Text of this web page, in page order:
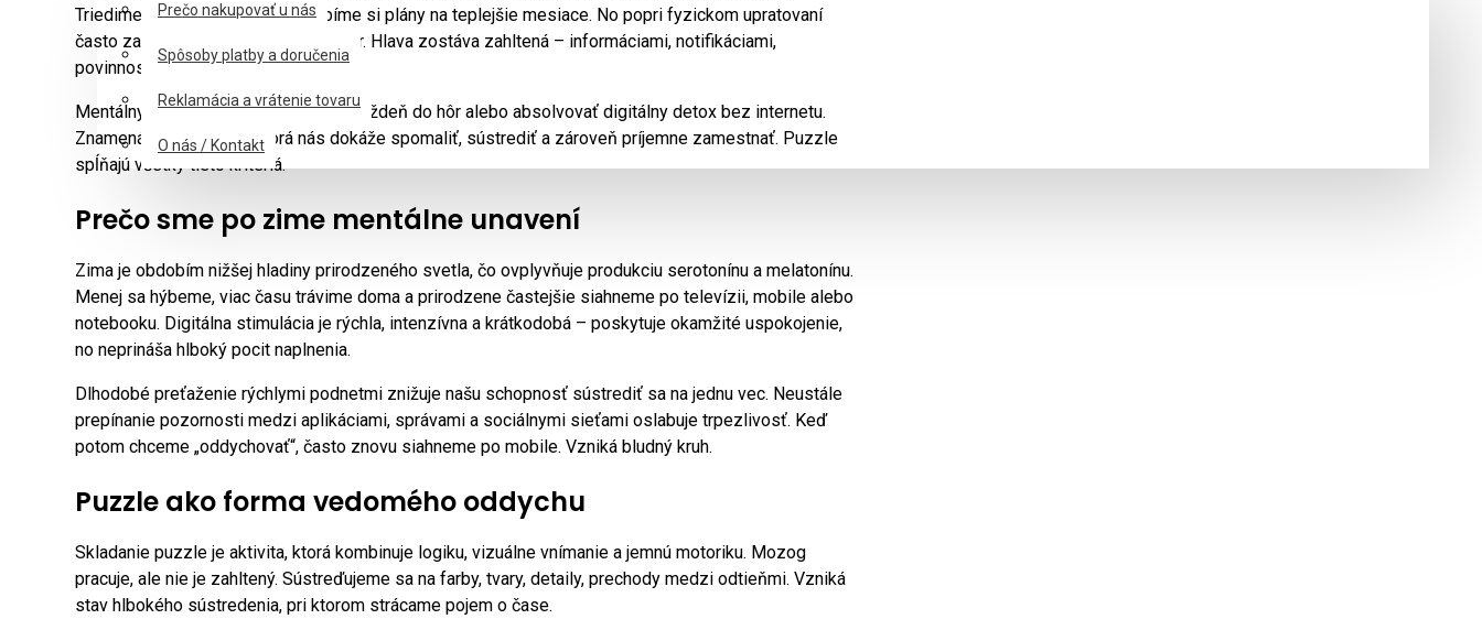
Prečo nakupovať u nás
Spôsoby platby a doručenia
Reklamácia a vrátenie tovaru
O nás / Kontakt
Triedime skrine, čistíme okná, robíme si plány na teplejšie mesiace. No popri fyzickom upratovaní
často zabúdame na mentálny priestor. Hlava zostáva zahltená – informáciami, notifikáciami,
povinnosťami.
Mentálny reset neznamená odísť na týždeň do hôr alebo absolvovať digitálny detox bez internetu.
Znamená nájsť aktivitu, ktorá nás dokáže spomaliť, sústrediť a zároveň príjemne zamestnať. Puzzle
spĺňajú všetky tieto kritériá.
Prečo sme po zime mentálne unavení
Zima je obdobím nižšej hladiny prirodzeného svetla, čo ovplyvňuje produkciu serotonínu a melatonínu.
Menej sa hýbeme, viac času trávime doma a prirodzene častejšie siahneme po televízii, mobile alebo
notebooku. Digitálna stimulácia je rýchla, intenzívna a krátkodobá – poskytuje okamžité uspokojenie,
no neprináša hlboký pocit naplnenia.
Dlhodobé preťaženie rýchlymi podnetmi znižuje našu schopnosť sústrediť sa na jednu vec. Neustále
prepínanie pozornosti medzi aplikáciami, správami a sociálnymi sieťami oslabuje trpezlivosť. Keď
potom chceme „oddychovať“, často znovu siahneme po mobile. Vzniká bludný kruh.
Puzzle ako forma vedomého oddychu
Skladanie puzzle je aktivita, ktorá kombinuje logiku, vizuálne vnímanie a jemnú motoriku. Mozog
pracuje, ale nie je zahltený. Sústreďujeme sa na farby, tvary, detaily, prechody medzi odtieňmi. Vzniká
stav hlbokého sústredenia, pri ktorom strácame pojem o čase.